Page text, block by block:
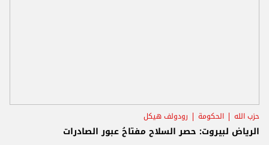
حزب الله الحكومة رودولف هيكل
الرياض لبيروت: حصر السلاح مفتاحُ عبور الصادرات